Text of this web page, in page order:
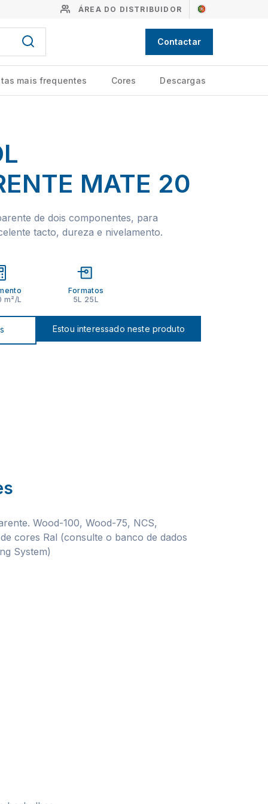
ÁREA DO DISTRIBUIDOR
Contactar
mais frequentes Cores Descargas
MATE 20
de dois componentes, para
tacto, dureza e nivelamento.
m²/L
Formatos
5L 25L
Estou interessado neste produto
Wood-100, Wood-75, NCS,
cores Ral (consulte o banco de dados
System)